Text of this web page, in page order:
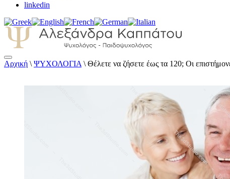
linkedin
Αλεξάνδρα Καππάτου Ψυχολόγος –
Αρχική \ ΨΥΧΟΛΟΓΙΑ \ Θέλετε να ζήσετε έως τα 120; Οι